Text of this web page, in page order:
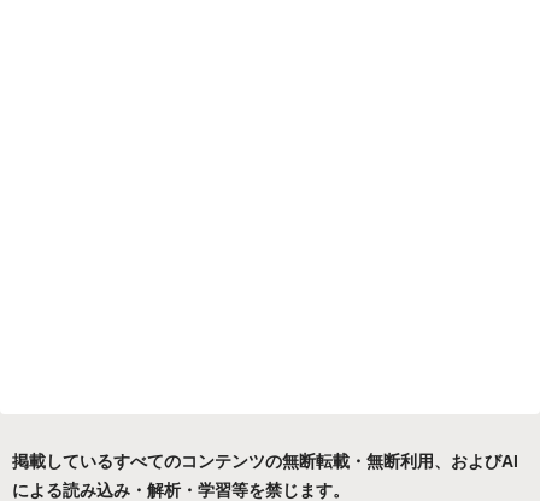
掲載しているすべてのコンテンツの無断転載・無断利用、およびAI
による読み込み・解析・学習等を禁じます。